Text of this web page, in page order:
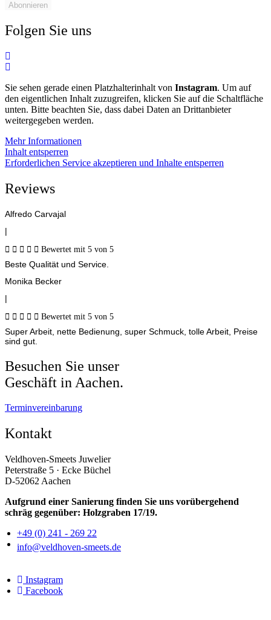
Abonnieren
Folgen Sie uns
Sie sehen gerade einen Platzhalterinhalt von Instagram. Um auf
den eigentlichen Inhalt zuzugreifen, klicken Sie auf die Schaltfläche
unten. Bitte beachten Sie, dass dabei Daten an Drittanbieter
weitergegeben werden.
Mehr Informationen
Inhalt entsperren
Erforderlichen Service akzeptieren und Inhalte entsperren
Reviews
Alfredo Carvajal
|
     Bewertet mit 5 von 5
Beste Qualität und Service.
Monika Becker
|
     Bewertet mit 5 von 5
Super Arbeit, nette Bedienung, super Schmuck, tolle Arbeit, Preise
sind gut.
Besuchen Sie unser
Geschäft in Aachen.
Terminvereinbarung
Kontakt
Veldhoven-Smeets Juwelier
Peterstraße 5 · Ecke Büchel
D-52062 Aachen
Aufgrund einer Sanierung finden Sie uns vorübergehend
schräg gegenüber: Holzgraben 17/19.
+49 (0) 241 - 269 22
info@veldhoven-smeets.de
Instagram
Facebook